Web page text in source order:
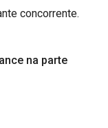
concorrente.
na parte